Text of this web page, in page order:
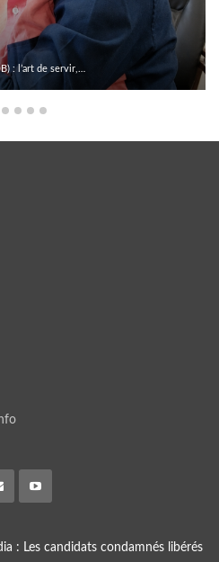
: l’art de servir,…
: Les candidats condamnés libérés